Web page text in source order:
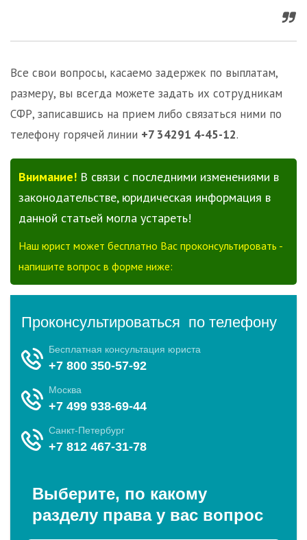
Все свои вопросы, касаемо задержек по выплатам,
размеру, вы всегда можете задать их сотрудникам
СФР, записавшись на прием либо связаться ними по
телефону горячей линии +7 34291 4-45-12.
Внимание! В связи с последними изменениями в
законодательстве, юридическая информация в
данной статьей могла устареть!
Наш юрист может бесплатно Вас проконсультировать -
напишите вопрос в форме ниже: